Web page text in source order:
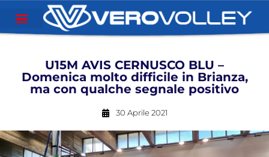
U15M AVIS CERNUSCO BLU –
Domenica molto difficile in Brianza,
ma con qualche segnale positivo
30 Aprile 2021